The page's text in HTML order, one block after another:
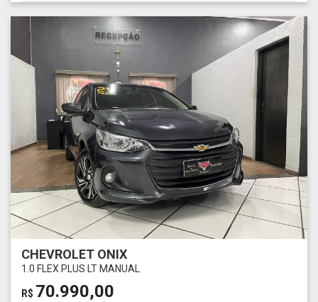
CHEVROLET ONIX
1.0 FLEX PLUS LT MANUAL
R$ 70.990,00